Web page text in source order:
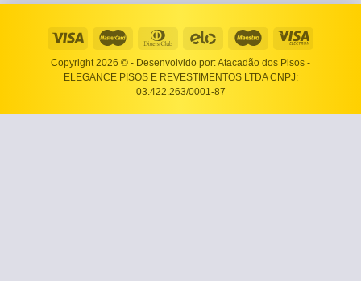
Copyright 2026 © - Desenvolvido por: Atacadão dos Pisos -
ELEGANCE PISOS E REVESTIMENTOS LTDA CNPJ:
03.422.263/0001-87